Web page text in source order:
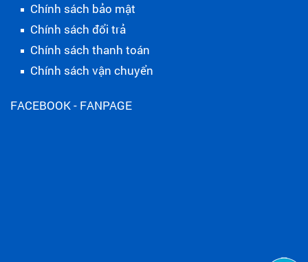
Chính sách bảo mật
Chính sách đổi trả
Chính sách thanh toán
Chính sách vận chuyển
FACEBOOK - FANPAGE